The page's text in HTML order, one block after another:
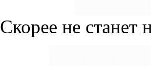
Скорее не станет